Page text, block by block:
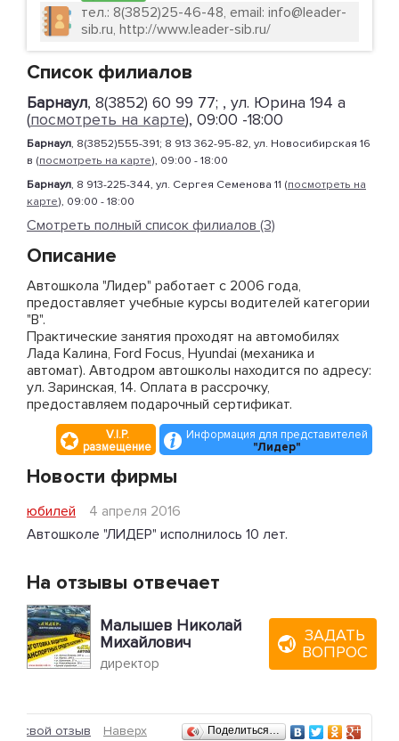
тел.: 8(3852)25-46-48, email: info@leader-
sib.ru, http://www.leader-sib.ru/
Список филиалов
Барнаул, 8(3852) 60 99 77; , ул. Юрина 194 а
(посмотреть на карте), 09:00 -18:00
Барнаул, 8(3852)555-391; 8 913 362-95-82, ул. Новосибирская 16
в (посмотреть на карте), 09:00 - 18:00
Барнаул, 8 913-225-344, ул. Сергея Семенова 11 (посмотреть на
карте), 09:00 - 18:00
Смотреть полный список филиалов (3)
Описание
Автошкола "Лидер" работает с 2006 года,
предоставляет учебные курсы водителей категории
"В".
Практические занятия проходят на автомобилях
Лада Калина, Ford Focus, Hyundai (механика и
автомат). Автодром автошколы находится по адресу:
ул. Заринская, 14. Оплата в рассрочку,
предоставляем подарочный сертификат.
V.I.P.
размещение
Информация для представителей
"Лидер"
Новости фирмы
юбилей
4 апреля 2016
Автошколе "ЛИДЕР" исполнилось 10 лет.
На отзывы отвечает
Малышев Николай
Михайлович
директор
ЗАДАТЬ
ВОПРОС
Отзывы
свой отзыв Наверх Поделиться…